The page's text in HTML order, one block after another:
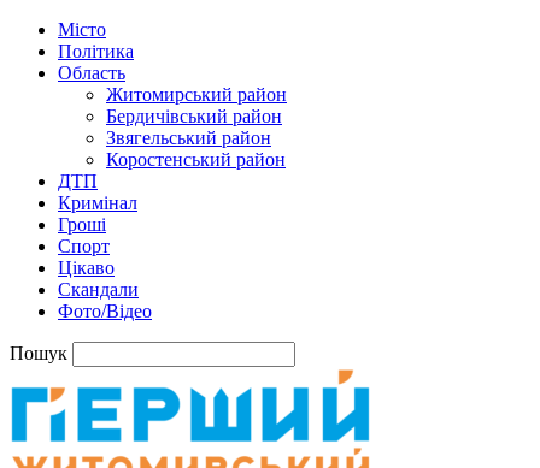
Місто
Політика
Область
Житомирський район
Бердичівський район
Звягельський район
Коростенський район
ДТП
Кримінал
Гроші
Спорт
Цікаво
Скандали
Фото/Відео
Пошук